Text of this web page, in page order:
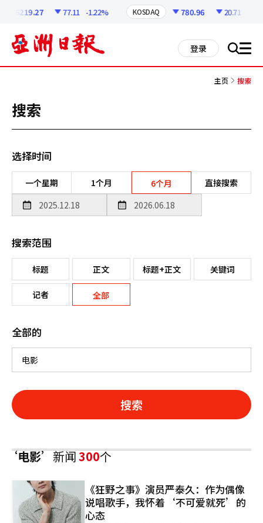
6219.27 77.11 -1.22% KOSDAQ 780.96 20.71
登录 搜 all
主页 搜索
搜索
选择时间
一个星期 1个月 6个月 直接搜索
搜索范围
标题 正文 标题+正文 关键词
记者 全部
全部的
搜索
‘电影’新闻300个
《狂野之事》演员严泰久：作为偶像
说唱歌手，我怀着‘不可爱就死’的
心态